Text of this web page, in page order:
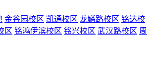
金谷园校区 凯通校区 龙鳞路校区 铭达校
区 铭鸿伊滨校区 铭兴校区 武汉路校区 周